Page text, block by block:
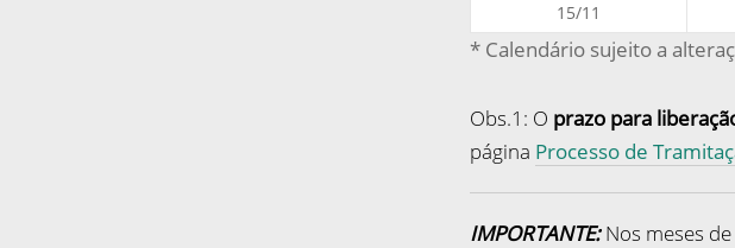
15/11
* Calendário sujeito a
Obs.1: O prazo para
página Processo de
IMPORTANTE:Nos meses